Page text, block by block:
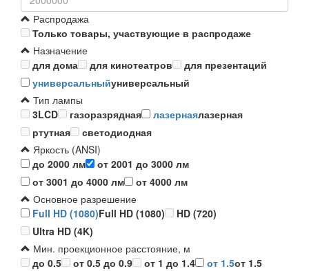
Распродажа
Только товары, участвующие в распродаже
Назначение
для дома
для кинотеатров
для презентаций
универсальныйуниверсальный
Тип лампы
3LCD
газоразрядная лазернаялазерная
ртутная
светодиодная
Яркость (ANSI)
до 2000 лм
от 2001 до 3000 лм
от 3001 до 4000 лм
от 4000 лм
Основное разрешение
Full HD (1080)Full HD (1080)
HD (720)
Ultra HD (4K)
Мин. проекционное расстояние, м
до 0.5
от 0.5 до 0.9 от 1 до 1.4 от 1.5от 1.5